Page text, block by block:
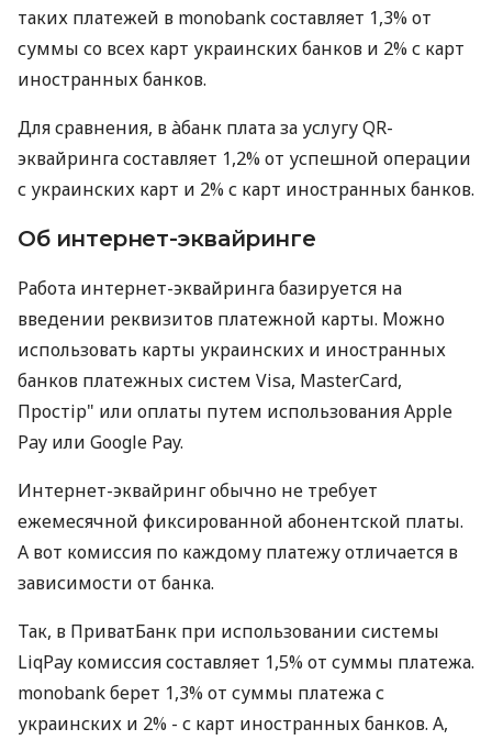
таких платежей в monobank составляет 1,3% от
суммы со всех карт украинских банков и 2% с карт
иностранных банков.
Для сравнения, в àбанк плата за услугу QR-
эквайринга составляет 1,2% от успешной операции
с украинских карт и 2% с карт иностранных банков.
Об интернет-эквайринге
Работа интернет-эквайринга базируется на
введении реквизитов платежной карты. Можно
использовать карты украинских и иностранных
банков платежных систем Visa, MasterCard,
Простір" или оплаты путем использования Apple
Pay или Google Pay.
Интернет-эквайринг обычно не требует
ежемесячной фиксированной абонентской платы.
А вот комиссия по каждому платежу отличается в
зависимости от банка.
Так, в ПриватБанк при использовании системы
LiqPay комиссия составляет 1,5% от суммы платежа.
monobank берет 1,3% от суммы платежа с
украинских и 2% - с карт иностранных банков. А,